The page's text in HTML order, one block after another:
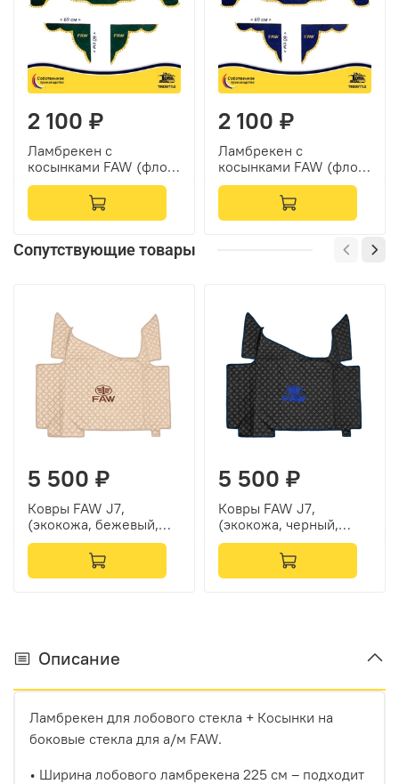
2 100 ₽
Ламбрекен с
косынками FAW (флок,
зеленый, желтые
2 100 ₽
Ламбрекен с
косынками FAW (флок,
синий, желтые
Сопутствующие товары
5 500 ₽
Ковры FAW J7,
(экокожа, бежевый,
бежевый кант,
коричневая вышивка)
5 500 ₽
Ковры FAW J7,
(экокожа, черный,
синий кант, синяя
вышивка)
Описание
Ламбрекен для лобового стекла + Косынки на
боковые стекла для а/м FAW.
• Ширина лобового ламбрекена 225 см – подходит